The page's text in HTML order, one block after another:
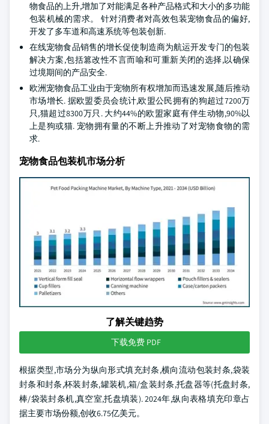
物食品的上升,增加了对能满足各种产品格式和大小的多功能
包装机械的需求。 针对消费者对高效包装宠物食品的偏好,
开发了多车道和高速系统等包装创新.
在线宠物食品销售的增长促使制造商为航运开发专门的包装
解决方案,包括篡改性不言而喻和可重新关闭的选择,以确保
过境期间的产品安全.
欧洲宠物食品工业由于宠物所有权增加而迅速发展,随后推动
市场增长. 据欧盟委员会统计,欧盟公民拥有的狗超过7200万
只,猫超过8300万只. 大约44%的欧盟家庭有伴生动物,90%以
上是狗或猫. 宠物拥有量的不断上升推动了对宠物食物的需
求.
宠物食品包装机市场分析
了解关键趋势
下载免费 PDF
根据类型,市场分为纵向形式填充封条,横向流动包装封条,袋装
封条和封条,杯装封条,罐装机,箱/盒装封条,托盘器等(托盘封条,
棒/袋装封条机,真空室,托盘填装). 2024年,纵向表格填充印章占
据主要市场份额,创收6.75亿美元。